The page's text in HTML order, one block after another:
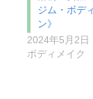
ジム・ボデ
ン》
2024年5月2日
ボディメイク